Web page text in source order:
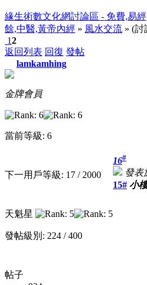
緣生術數文化網討論區 - 免費,易
餘,中醫,黃帝內經 » 風水交流 » (
12
返回列表 回復 發帖
lamkamhing
金牌會員
當前等級: 6
下一用戶等級: 17 / 2000
天魁星
發帖級別: 224 / 400
帖子
16#
發表
15# 小